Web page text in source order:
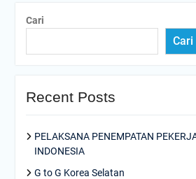
Cari
Cari
Recent Posts
PELAKSANA PENEMPATAN
INDONESIA
G to G Korea Selatan